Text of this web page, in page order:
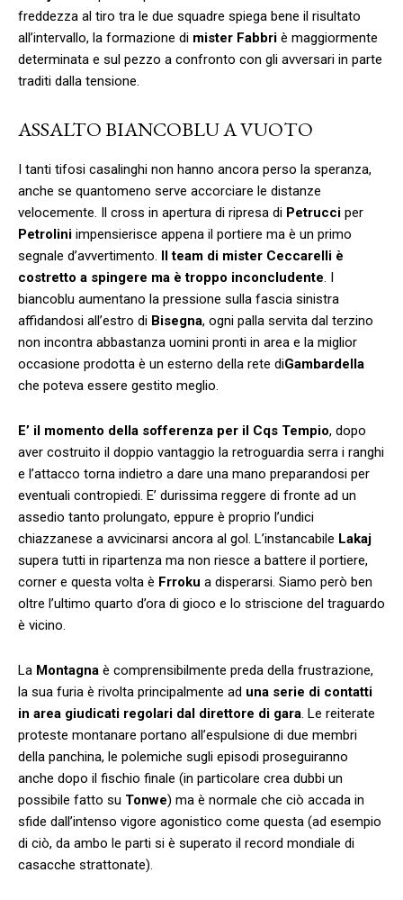
freddezza al tiro tra le due squadre spiega bene il risultato
all’intervallo, la formazione di mister Fabbri è maggiormente
determinata e sul pezzo a confronto con gli avversari in parte
traditi dalla tensione.
ASSALTO BIANCOBLU A VUOTO
I tanti tifosi casalinghi non hanno ancora perso la speranza,
anche se quantomeno serve accorciare le distanze
velocemente. Il cross in apertura di ripresa di Petrucci per
Petrolini impensierisce appena il portiere ma è un primo
segnale d’avvertimento. Il team di mister Ceccarelli è
costretto a spingere ma è troppo inconcludente. I
biancoblu aumentano la pressione sulla fascia sinistra
affidandosi all’estro di Bisegna, ogni palla servita dal terzino
non incontra abbastanza uomini pronti in area e la miglior
occasione prodotta è un esterno della rete diGambardella
che poteva essere gestito meglio.
E’ il momento della sofferenza per il Cqs Tempio, dopo
aver costruito il doppio vantaggio la retroguardia serra i ranghi
e l’attacco torna indietro a dare una mano preparandosi per
eventuali contropiedi. E’ durissima reggere di fronte ad un
assedio tanto prolungato, eppure è proprio l’undici
chiazzanese a avvicinarsi ancora al gol. L’instancabile Lakaj
supera tutti in ripartenza ma non riesce a battere il portiere,
corner e questa volta è Frroku a disperarsi. Siamo però ben
oltre l’ultimo quarto d’ora di gioco e lo striscione del traguardo
è vicino.
La Montagna è comprensibilmente preda della frustrazione,
la sua furia è rivolta principalmente ad una serie di contatti
in area giudicati regolari dal direttore di gara. Le reiterate
proteste montanare portano all’espulsione di due membri
della panchina, le polemiche sugli episodi proseguiranno
anche dopo il fischio finale (in particolare crea dubbi un
possibile fatto su Tonwe) ma è normale che ciò accada in
sfide dall’intenso vigore agonistico come questa (ad esempio
di ciò, da ambo le parti si è superato il record mondiale di
casacche strattonate).